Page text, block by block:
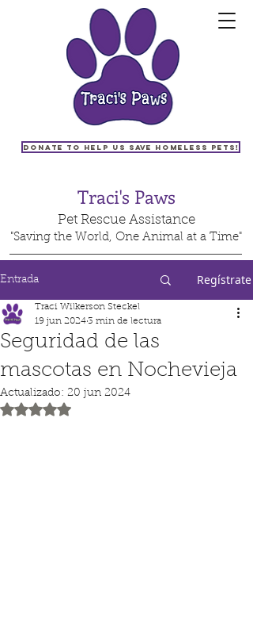
Pet Rescue Assistance
Traci's Paws
"Saving the World, One Animal at a Time"
Donate to help us save homeless pets!
Entrada Regístrate
Seguridad de las
mascotas en Nochevieja
Traci Wilkerson Steckel
19 jun 20243 min de lectura
Actualizado: 20 jun 2024
Obtuvo NaN de 5 estrellas.